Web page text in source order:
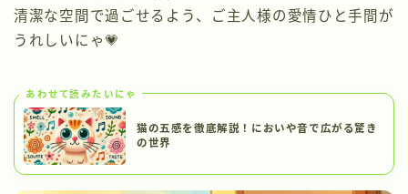
清潔な空間で過ごせるよう、ご主人様の愛情ひと手間が
うれしいにゃ💗
あわせて読みたいにゃ
猫の五感を徹底解説！においや音で広がる驚き
の世界